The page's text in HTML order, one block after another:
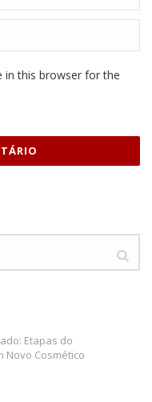
in this browser for the
Etapas do
Novo Cosmético